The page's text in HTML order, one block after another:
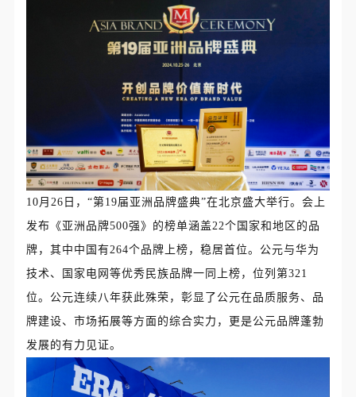
10月26日，“第19届亚洲品牌盛典”在北京盛大举行。会上
发布《亚洲品牌500强》的榜单涵盖22个国家和地区的品
牌，其中中国有264个品牌上榜，稳居首位。公元与华为
技术、国家电网等优秀民族品牌一同上榜，位列第321
位。公元连续八年获此殊荣，彰显了公元在品质服务、品
牌建设、市场拓展等方面的综合实力，更是公元品牌蓬勃
发展的有力见证。